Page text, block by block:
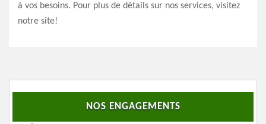
à vos besoins. Pour plus de détails sur nos services, visitez
notre site!
NOS ENGAGEMENTS